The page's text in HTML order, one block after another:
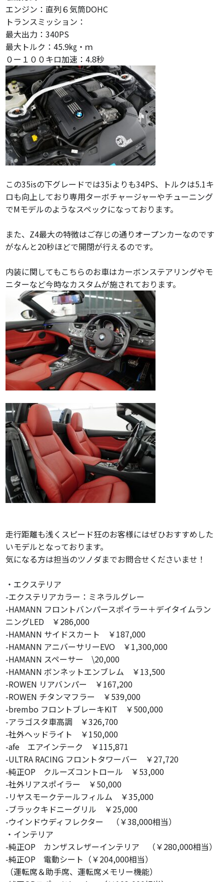
エンジン：直列６気筒DOHC
トランスミッション：
最大出力：340PS
最大トルク：45.9㎏・ｍ
０ー１００キロ加速：4.8秒
この35isの下グレードでは35iよりも34PS、トルクは5.1キ
ロも向上しており専用ターボチャージャーやチューニング
でMモデルのようなスペックになっております。
また、Z4最大の特徴はご存じの通りオープンカーなのです
がなんと20秒ほどで開閉が行えるのです。
内装に関してもこちらのお車はカーボンステアリングやモ
ニターなど今時なカスタムが施されております。
走行距離も浅くスピード狂のお客様にはぜひおすすめした
いモデルとなっております。
気になる方は担当のツノダまでお問合せくださいませ！
・エクステリア
-エクステリアカラー：ミネラルグレー
-HAMANN フロントバンパースポイラー＋デイタイムラン
ニングLED ￥286,000
-HAMANN サイドスカート ￥187,000
-HAMANN アニバーサリーEVO ￥1,300,000
-HAMANN スペーサー \20,000
-HAMANN ボンネットエンブレム ￥13,500
-ROWEN リアバンパー ￥167,200
-ROWEN チタンマフラー ￥539,000
-brembo フロントブレーキKIT ￥500,000
-アラゴスタ車高調 ￥326,700
-社外ヘッドライト ￥150,000
-afe エアインテーク ￥115,871
-ULTRA RACING フロントタワーバー ￥27,720
-純正OP クルーズコントロール ￥53,000
-社外リアスポイラー ￥50,000
-リヤスモークテールフィルム ￥35,000
-ブラックキドニーグリル ￥25,000
-ウインドウディフレクター （￥38,000相当）
・インテリア
-純正OP カンザスレザーインテリア （￥280,000相当）
-純正OP 電動シート（￥204,000相当）
（運転席＆助手席、運転席メモリー機能）